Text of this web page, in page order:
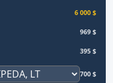
6 000 $
969 $
395 $
700 $